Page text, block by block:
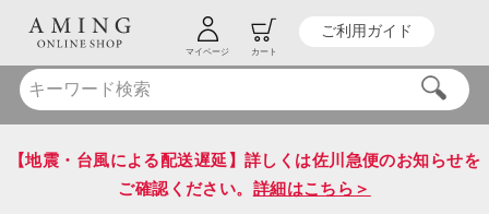
マイページ カート
ご利用ガイド
HOT KEY WORD #炭八 #送料無料
【地震・台風による配送遅延】詳しくは佐川急便のお知らせを
ご確認ください。 詳細はこちら＞